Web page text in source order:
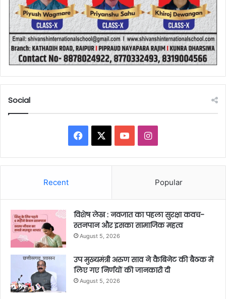
Social
Facebook YouTubeInstagram
Recent Popular
विशेष लेख : नवजात का पहला सुरक्षा कवच-
स्तनपान और इसका सामाजिक महत्व
August 5, 2026
उप मुख्यमंत्री अरुण साव ने कैबिनेट की बैठक में
लिए गए निर्णयों की जानकारी दी
August 5, 2026